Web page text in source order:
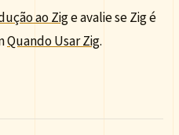
ao Zige avalie se Zig é
Quando Usar Zig.